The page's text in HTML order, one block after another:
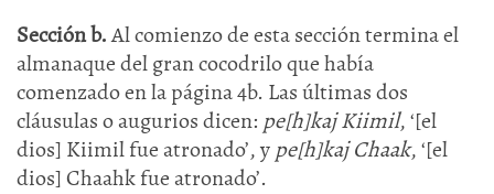
Sección b.Al comienzo de esta sección termina el
almanaque del gran cocodrilo que había
comenzado en la página 4b. Las últimas dos
cláusulas o augurios dicen: pe[h]kaj Kiimil, ‘[el
dios] Kiimil fue atronado’, y pe[h]kaj Chaak, ‘[el
dios] Chaahk fue atronado’.